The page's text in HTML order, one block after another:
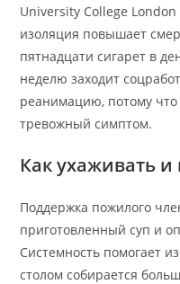
University College
изоляция повышает
пятнадцати сигарет в
неделю заходит
реанимацию, потому что
тревожный симптом.
Как ухаживать и
Поддержка пожилого
приготовленный суп и
Системность помогает
столом собирается